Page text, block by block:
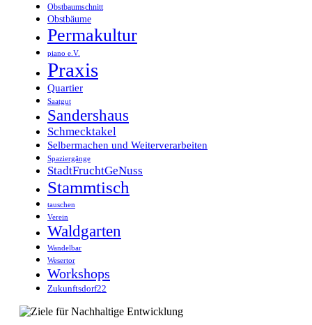
Obstbaumschnitt
Obstbäume
Permakultur
piano e.V.
Praxis
Quartier
Saatgut
Sandershaus
Schmecktakel
Selbermachen und Weiterverarbeiten
Spaziergänge
StadtFruchtGeNuss
Stammtisch
tauschen
Verein
Waldgarten
Wandelbar
Wesertor
Workshops
Zukunftsdorf22